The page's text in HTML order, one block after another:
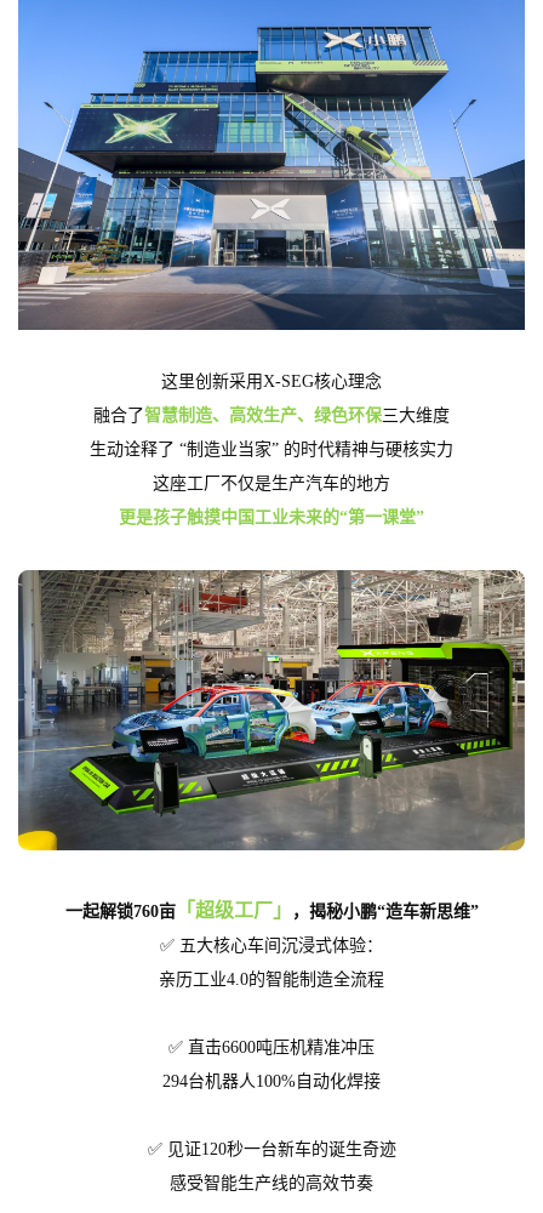
这里创新采用X-SEG核心理念
融合了智慧制造、高效生产、绿色环保三大维度
生动诠释了 “制造业当家” 的时代精神与硬核实力
这座工厂不仅是生产汽车的地方
更是孩子触摸中国工业未来的“第一课堂”
一起解锁760亩「超级工厂」
，揭秘小鹏“造车新思维”
✅ 五大核心车间沉浸式体验：
亲历工业4.0的智能制造全流程
✅ 直击6600吨压机精准冲压
294台机器人100%自动化焊接
✅ 见证120秒一台新车的诞生奇迹
感受智能生产线的高效节奏